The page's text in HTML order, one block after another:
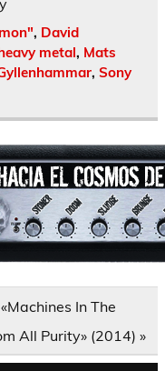
, David
metal, Mats
, Sony
In The
All Purity» (2014) »